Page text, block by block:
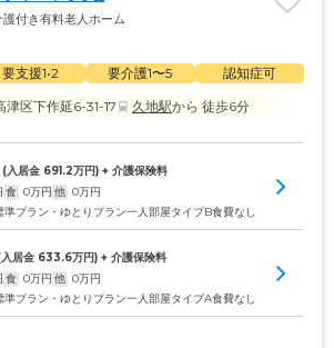
護付き有料老人ホーム
要支援1•2 要介護1〜5
認知症可
津区下作延6-31-17
久地駅から 徒歩6分
(入居金 691.2万円) + 介護保険料
食 0万円 他 0万円
準プラン・ゆとりプラン一人部屋タイプB食費なし
居金 633.6万円) + 介護保険料
食 0万円 他 0万円
準プラン・ゆとりプラン一人部屋タイプA食費なし